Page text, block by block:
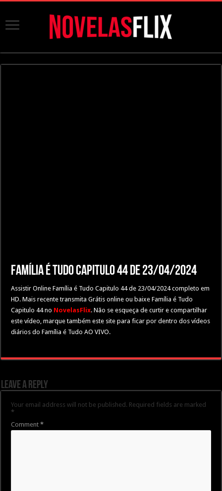
Família é Tudo Capitulo 44 de 23/04/2024
Assistir Online Família é Tudo Capitulo 44 de 23/04/2024 completo em
HD. Mais recente transmita Grátis online ou baixe Família é Tudo
Capitulo 44 no NovelasFlix. Não se esqueça de curtir e compartilhar
este vídeo, marque também este site para ficar por dentro dos vídeos
diários do Família é Tudo AO VIVO.
Leave a Reply
Your email address will not be published. Required fields are marked
*
Comment*